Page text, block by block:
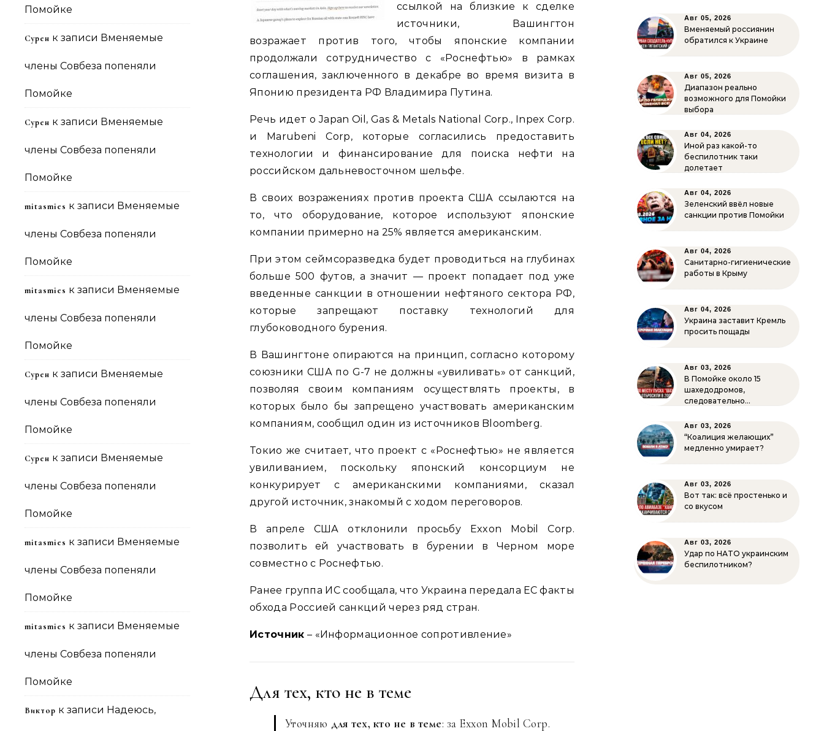
Помойке
Сурен к записи Вменяемые
члены Совбеза попеняли
Помойке
Сурен к записи Вменяемые
члены Совбеза попеняли
Помойке
mitasmies к записи Вменяемые
члены Совбеза попеняли
Помойке
mitasmies к записи Вменяемые
члены Совбеза попеняли
Помойке
Сурен к записи Вменяемые
члены Совбеза попеняли
Помойке
Сурен к записи Вменяемые
члены Совбеза попеняли
Помойке
mitasmies к записи Вменяемые
члены Совбеза попеняли
Помойке
mitasmies к записи Вменяемые
члены Совбеза попеняли
Помойке
Виктор к записи Надеюсь,
ссылкой на близкие к сделке
источники, Вашингтон
возражает против того, чтобы японские компании
продолжали сотрудничество с «Роснефтью» в рамках
соглашения, заключенного в декабре во время визита в
Японию президента РФ Владимира Путина.
Речь идет о Japan Oil, Gas & Metals National Corp., Inpex Corp.
и Marubeni Corp, которые согласились предоставить
технологии и финансирование для поиска нефти на
российском дальневосточном шельфе.
В своих возражениях против проекта США ссылаются на
то, что оборудование, которое используют японские
компании примерно на 25% является американским.
При этом сеймсоразведка будет проводиться на глубинах
больше 500 футов, а значит — проект попадает под уже
введенные санкции в отношении нефтяного сектора РФ,
которые запрещают поставку технологий для
глубоководного бурения.
В Вашингтоне опираются на принцип, согласно которому
союзники США по G-7 не должны «увиливать» от санкций,
позволяя своим компаниям осуществлять проекты, в
которых было бы запрещено участвовать американским
компаниям, сообщил один из источников Bloomberg.
Токио же считает, что проект с «Роснефтью» не является
увиливанием, поскольку японский консорциум не
конкурирует с американскими компаниями, сказал
другой источник, знакомый с ходом переговоров.
В апреле США отклонили просьбу Exxon Mobil Corp.
позволить ей участвовать в бурении в Черном море
совместно с Роснефтью.
Ранее группа ИС сообщала, что Украина передала ЕС факты
обхода Россией санкций через ряд стран.
Источник – «Информационное сопротивление»
Для тех, кто не в теме
Уточняю для тех, кто не в теме: за Exxon Mobil Corp.
Авг 05, 2026
Вменяемый россиянин
обратился к Украине
Авг 05, 2026
Диапазон реально
возможного для Помойки
выбора
Авг 04, 2026
Иной раз какой-то
беспилотник таки
долетает
Авг 04, 2026
Зеленский ввёл новые
санкции против Помойки
Авг 04, 2026
Санитарно-гигиенические
работы в Крыму
Авг 04, 2026
Украина заставит Кремль
просить пощады
Авг 03, 2026
В Помойке около 15
шахедодромов,
следовательно…
Авг 03, 2026
“Коалиция желающих”
медленно умирает?
Авг 03, 2026
Вот так: всё простенько и
со вкусом
Авг 03, 2026
Удар по НАТО украинским
беспилотником?